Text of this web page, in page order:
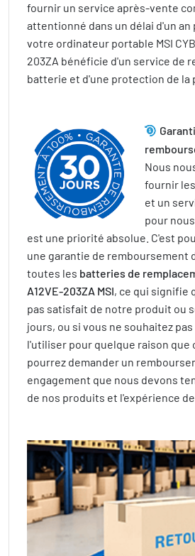
fournir un service après-vente
attentionné dans un délai d'un an
votre ordinateur portable MSI
203ZA bénéficie d'un service de
batterie et d'une protection de la
Nous
fournir
et un
pour
est une priorité absolue. C'est
une garantie de remboursement
toutes les batteries de
A12VE-203ZA MSI, ce qui signifie
pas satisfait de notre produit ou
jours, ou si vous ne souhaitez
l'utiliser pour quelque raison que
pourrez demander un
engagement que nous devons
de nos produits et l'expérience